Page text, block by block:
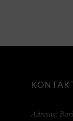
Adresas: